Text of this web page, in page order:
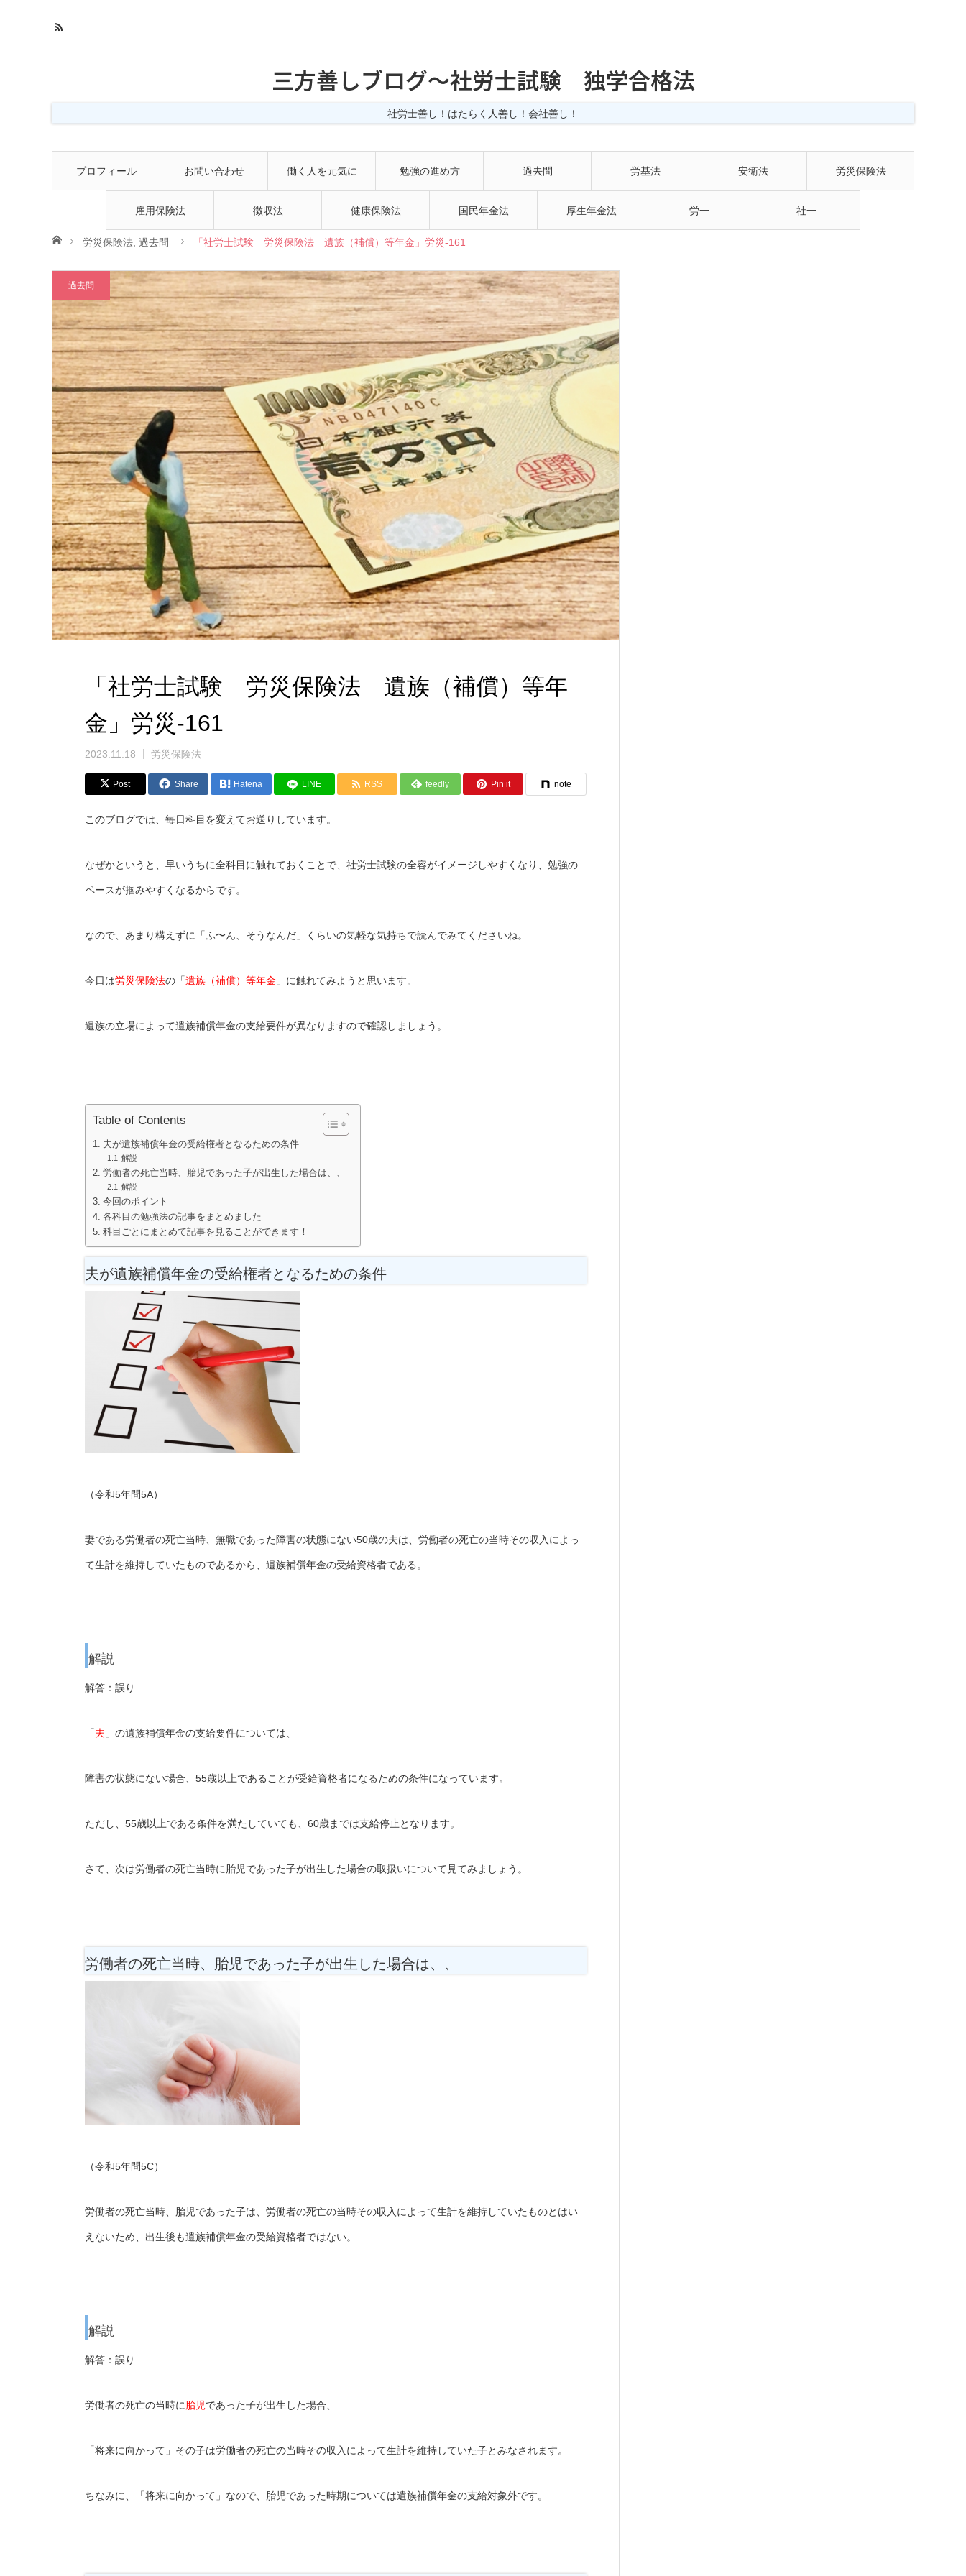
三方善しブログ〜社労士試験 独学合格法
社労士善し！はたらく人善し！会社善し！
プロフィール お問い合わせ 働く人を元気に 勉強の進め方 過去問 労基法 安衛法 労災保険法
雇用保険法 徴収法 健康保険法 国民年金法 厚生年金法 労一 社一
ホーム労災保険法 過去問 「社労士試験 労災保険法 遺族（補償）等年金」労災-161
過去問
「社労士試験 労災保険法 遺族（補償）等年
金」労災-161
2023.11.18 労災保険法
Post Share Hatena LINE RSS feedly Pin it note
このブログでは、毎日科目を変えてお送りしています。
なぜかというと、早いうちに全科目に触れておくことで、社労士試験の全容がイメージしやすくなり、勉強の
ペースが掴みやすくなるからです。
なので、あまり構えずに「ふ〜ん、そうなんだ」くらいの気軽な気持ちで読んでみてくださいね。
今日は労災保険法の「遺族（補償）等年金 」に触れてみようと思います。
遺族の立場によって遺族補償年金の支給要件が異なりますので確認しましょう。
Table of Contents
夫が遺族補償年金の受給権者となるための条件
解説
労働者の死亡当時、胎児であった子が出生した場合は、、
解説
今回のポイント
各科目の勉強法の記事をまとめました
科目ごとにまとめて記事を見ることができます！
夫が遺族補償年金の受給権者となるための条件
（令和5年問5A）
妻である労働者の死亡当時、無職であった障害の状態にない50歳の夫は、労働者の死亡の当時その収入によっ
て生計を維持していたものであるから、遺族補償年金の受給資格者である。
解説
解答：誤り
「夫 」の遺族補償年金の支給要件については、
障害の状態にない場合、55歳以上であることが受給資格者になるための条件になっています。
ただし、55歳以上である条件を満たしていても、60歳までは支給停止となります。
さて、次は労働者の死亡当時に胎児であった子が出生した場合の取扱いについて見てみましょう。
労働者の死亡当時、胎児であった子が出生した場合は、、
（令和5年問5C）
労働者の死亡当時、胎児であった子は、労働者の死亡の当時その収入によって生計を維持していたものとはい
えないため、出生後も遺族補償年金の受給資格者ではない。
解説
解答：誤り
労働者の死亡の当時に胎児であった子が出生 した場合、
「将来に向かって 」その子は労働者の死亡の当時その収入によって生計を維持していた子とみなされます。
ちなみに、「将来に向かって」なので、胎児であった時期については遺族補償年金の支給対象外です。